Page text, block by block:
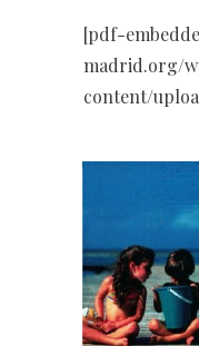
[pdf-
madrid.org/
content/